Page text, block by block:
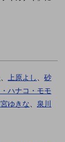
上原よし
砂
ハナコ・モモ
ゆきな
泉川